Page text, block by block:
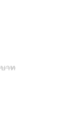
/ LIANG
าท